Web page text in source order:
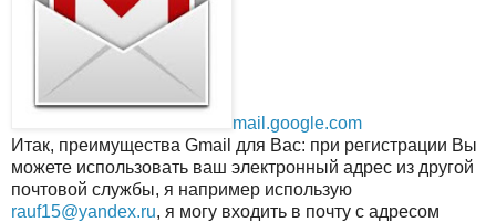
mail.google.com
Итак, преимущества Gmail для Вас: при регистрации Вы
можете использовать ваш электронный адрес из другой
почтовой службы, я например использую
rauf15@yandex.ru, я могу входить в почту с адресом